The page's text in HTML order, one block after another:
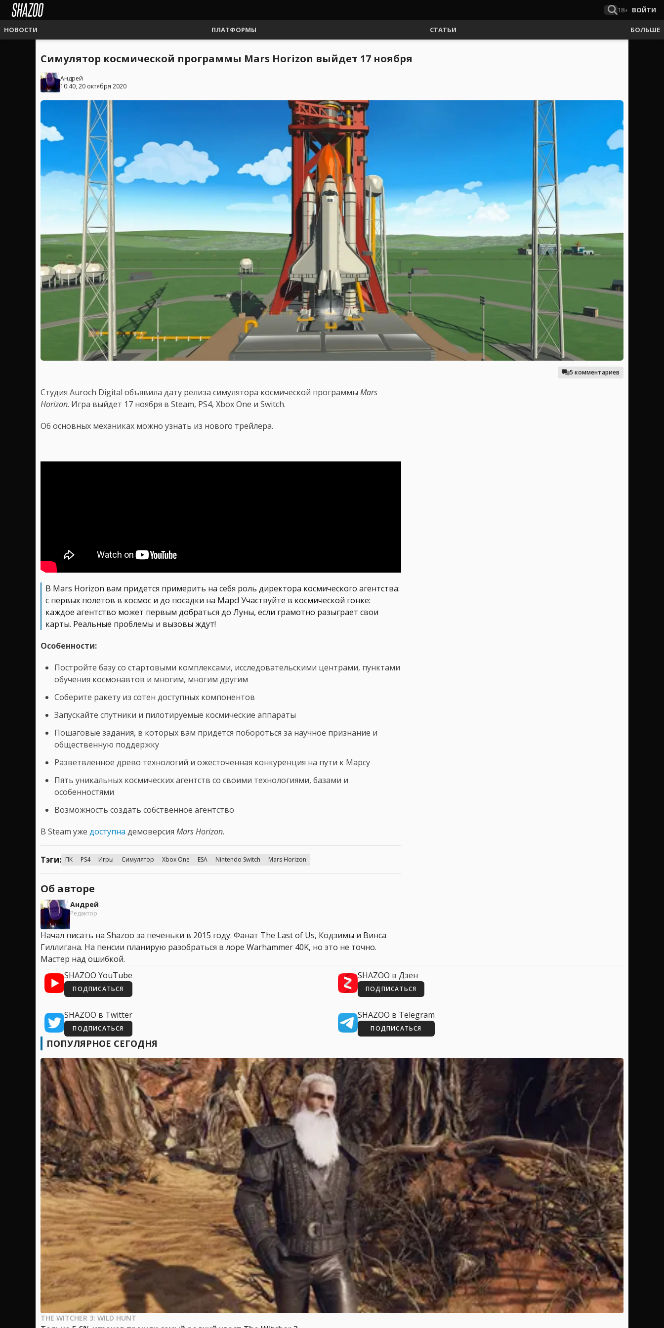
18+ ВОЙТИ
НОВОСТИ ПЛАТФОРМЫ СТАТЬИ БОЛЬШЕ
Симулятор космической программы Mars Horizon выйдет 17 ноября
Андрей
10:40, 20 октября 2020
5 комментариев
Студия Auroch Digital объявила дату релиза симулятора космической программы Mars
Horizon. Игра выйдет 17 ноября в Steam, PS4, Xbox One и Switch.
Об основных механиках можно узнать из нового трейлера.
В Mars Horizon вам придется примерить на себя роль директора космического агентства:
с первых полетов в космос и до посадки на Марс! Участвуйте в космической гонке:
каждое агентство может первым добраться до Луны, если грамотно разыграет свои
карты. Реальные проблемы и вызовы ждут!
Особенности:
Постройте базу со стартовыми комплексами, исследовательскими центрами, пунктами
обучения космонавтов и многим, многим другим
Соберите ракету из сотен доступных компонентов
Запускайте спутники и пилотируемые космические аппараты
Пошаговые задания, в которых вам придется побороться за научное признание и
общественную поддержку
Разветвленное древо технологий и ожесточенная конкуренция на пути к Марсу
Пять уникальных космических агентств со своими технологиями, базами и
особенностями
Возможность создать собственное агентство
В Steam уже доступна демоверсия Mars Horizon.
Тэги: ПК PS4 Игры Симулятор Xbox One ESA Nintendo Switch Mars Horizon
Об авторе
Андрей
Редактор
Начал писать на Shazoo за печеньки в 2015 году. Фанат The Last of Us, Кодзимы и Винса
Гиллигана. На пенсии планирую разобраться в лоре Warhammer 40K, но это не точно.
Мастер над ошибкой.
SHAZOO YouTube
ПОДПИСАТЬСЯ
SHAZOO в Дзен
ПОДПИСАТЬСЯ
SHAZOO в Twitter
ПОДПИСАТЬСЯ
SHAZOO в Telegram
ПОДПИСАТЬСЯ
ПОПУЛЯРНОЕ СЕГОДНЯ
THE WITCHER 3: WILD HUNT